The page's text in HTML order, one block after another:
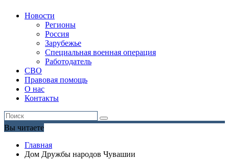
Новости
Регионы
Россия
Зарубежье
Специальная военная операция
Работодатель
СВО
Правовая помощь
О нас
Контакты
Вы читаете
Главная
Дом Дружбы народов Чувашии